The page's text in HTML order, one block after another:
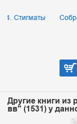
Собрание
В корзину
Другие книги из
вв" (1531) у